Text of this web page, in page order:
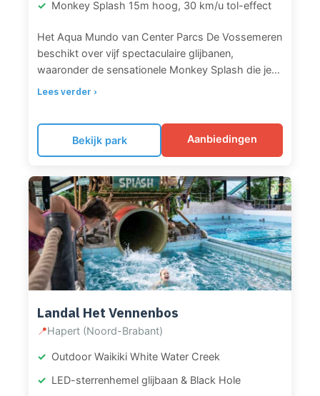
Monkey Splash 15m hoog, 30 km/u tol-effect
Het Aqua Mundo van Center Parcs De Vossemeren
beschikt over vijf spectaculaire glijbanen,
waaronder de sensationele Monkey Splash die je
vanaf 15 meter hoogte met 30 km/u naar beneden
spannende stroomversnellingen. Uniek is het
snorkelbad waar je tussen tropische vissen zwemt
een golfslagbad, bubbelbaden en speciale
kinderzones met interactieve waterspelen. Buiten
het zwembad ligt het grootste Aquapark van
België op het meer met 100+ opblaasbare
attracties op 4000m².
Lees verder ›
Bekijk park Aanbiedingen
Landal Het Vennenbos
📍Hapert (Noord-Brabant)
Outdoor Waikiki White Water Creek
LED-sterrenhemel glijbaan & Black Hole